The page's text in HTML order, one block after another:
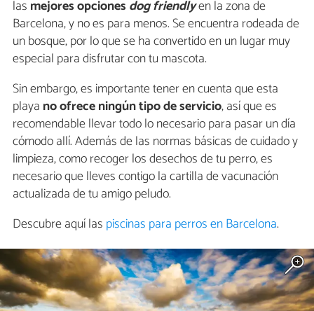
las mejores opciones dog friendlyen la zona de
Barcelona, y no es para menos. Se encuentra rodeada de
un bosque, por lo que se ha convertido en un lugar muy
especial para disfrutar con tu mascota.
Sin embargo, es importante tener en cuenta que esta
playa no ofrece ningún tipo de servicio, así que es
recomendable llevar todo lo necesario para pasar un día
cómodo allí. Además de las normas básicas de cuidado y
limpieza, como recoger los desechos de tu perro, es
necesario que lleves contigo la cartilla de vacunación
actualizada de tu amigo peludo.
Descubre aquí las piscinas para perros en Barcelona.